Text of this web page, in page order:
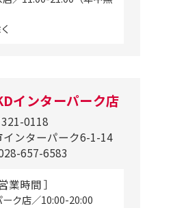
インターパーク店
0118
ンターパーク6-1-14
657-6583
営業時間 ］
ク店／10:00-20:00